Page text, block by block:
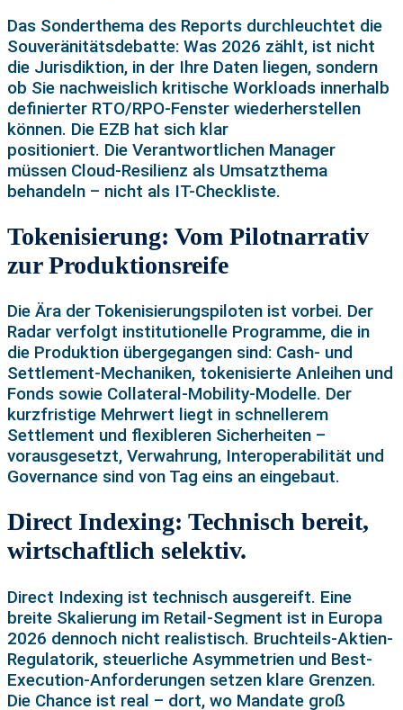
Das Sonderthema des Reports durchleuchtet die
Souveränitätsdebatte: Was 2026 zählt, ist nicht
die Jurisdiktion, in der Ihre Daten liegen, sondern
ob Sie nachweislich kritische Workloads innerhalb
definierter RTO/RPO-Fenster wiederherstellen
können. Die EZB hat sich klar
positioniert. Die Verantwortlichen Manager
müssen Cloud-Resilienz als Umsatzthema
behandeln – nicht als IT-Checkliste.
Tokenisierung: Vom Pilotnarrativ
zur Produktionsreife
Die Ära der Tokenisierungspiloten ist vorbei. Der
Radar verfolgt institutionelle Programme, die in
die Produktion übergegangen sind: Cash- und
Settlement-Mechaniken, tokenisierte Anleihen und
Fonds sowie Collateral-Mobility-Modelle. Der
kurzfristige Mehrwert liegt in schnellerem
Settlement und flexibleren Sicherheiten –
vorausgesetzt, Verwahrung, Interoperabilität und
Governance sind von Tag eins an eingebaut.
Direct Indexing: Technisch bereit,
wirtschaftlich selektiv.
Direct Indexing ist technisch ausgereift. Eine
breite Skalierung im Retail-Segment ist in Europa
2026 dennoch nicht realistisch. Bruchteils-Aktien-
Regulatorik, steuerliche Asymmetrien und Best-
Execution-Anforderungen setzen klare Grenzen.
Die Chance ist real – dort, wo Mandate groß